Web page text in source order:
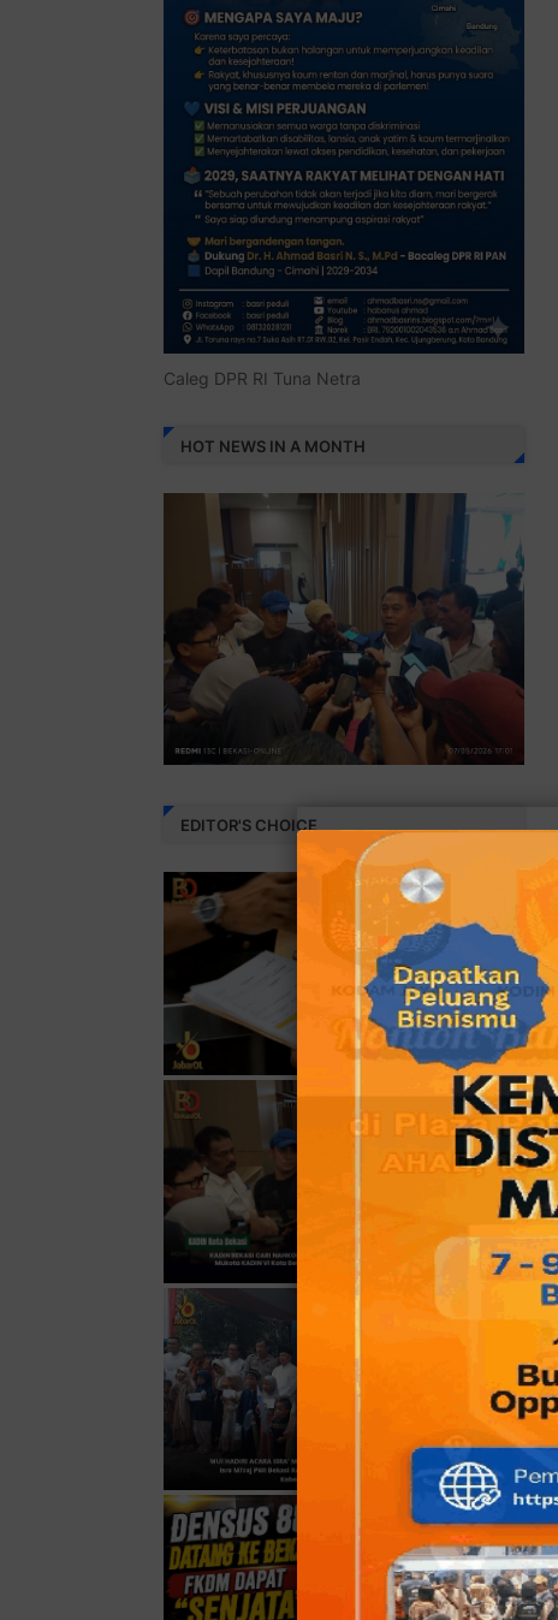
Caleg DPR RI Tuna Netra
HOT NEWS IN A MONTH
EDITOR'S CHOICE